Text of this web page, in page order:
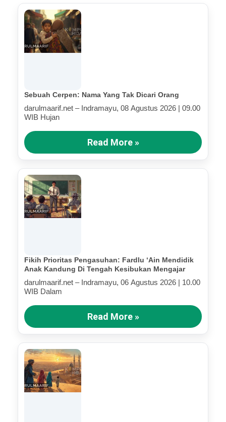
Sebuah Cerpen: Nama Yang Tak Dicari Orang
darulmaarif.net – Indramayu, 08 Agustus 2026 | 09.00
WIB Hujan
Read More »
Fikih Prioritas Pengasuhan: Fardlu ‘Ain Mendidik
Anak Kandung Di Tengah Kesibukan Mengajar
darulmaarif.net – Indramayu, 06 Agustus 2026 | 10.00
WIB Dalam
Read More »